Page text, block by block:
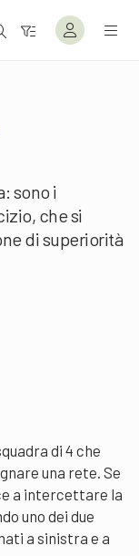
sono i
che si
di superiorità
di 4 che
una rete. Se
a intercettare la
uno dei due
a sinistra e a